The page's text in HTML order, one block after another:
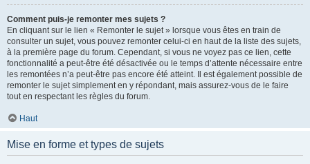
Comment puis-je remonter mes sujets ?
En cliquant sur le lien « Remonter le sujet » lorsque vous êtes en train de
consulter un sujet, vous pouvez remonter celui-ci en haut de la liste des sujets,
à la première page du forum. Cependant, si vous ne voyez pas ce lien, cette
fonctionnalité a peut-être été désactivée ou le temps d’attente nécessaire entre
les remontées n’a peut-être pas encore été atteint. Il est également possible de
remonter le sujet simplement en y répondant, mais assurez-vous de le faire
tout en respectant les règles du forum.
Haut
Mise en forme et types de sujets